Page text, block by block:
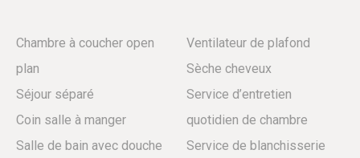
Chambre à coucher open
plan
Séjour séparé
Coin salle à manger
Salle de bain avec douche
Ventilateur de plafond
Sèche cheveux
Service d’entretien
quotidien de chambre
Service de blanchisserie